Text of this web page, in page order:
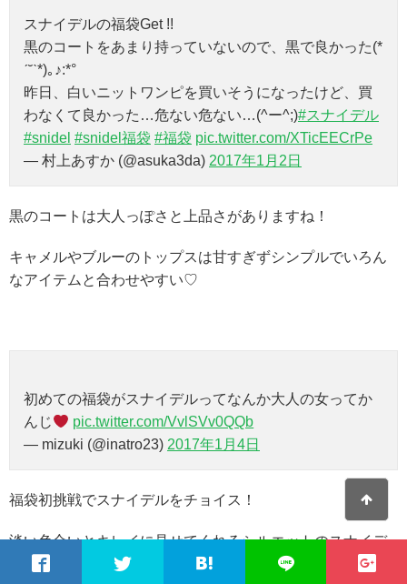
スナイデルの福袋Get !!
黒のコートをあまり持っていないので、黒で良かった(*
ˊ˘ˋ*)｡♪:*°
昨日、白いニットワンピを買いそうになったけど、買
わなくて良かった…危ない危ない…(^ー^;)#スナイデル
#snidel #snidel福袋 #福袋 pic.twitter.com/XTicEECrPe
— 村上あすか (@asuka3da) 2017年1月2日
黒のコートは大人っぽさと上品さがありますね！
キャメルやブルーのトップスは甘すぎずシンプルでいろん
なアイテムと合わせやすい♡
初めての福袋がスナイデルってなんか大人の女ってか
んじ
pic.twitter.com/VvlSVv0QQb
— mizuki (@inatro23) 2017年1月4日
福袋初挑戦でスナイデルをチョイス！
淡い色合いとキレイに見せてくれるシルエットのスナイデ
ルのお洋服は大人女子の第一歩♡